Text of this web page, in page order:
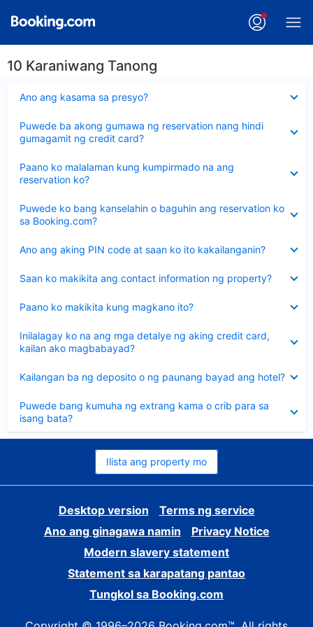
10 Karaniwang Tanong
Ano ang kasama sa presyo?
ang
Puwede ba akong gumawa ng reservation nang hindi
gumagamit ng credit card?
ang
sagot
Paano ko malalaman kung kumpirmado na ang
reservation ko?
ang
sagot
Puwede ko bang kanselahin o baguhin ang reservation ko
sa Booking.com?
ang
sagot
Ano ang aking PIN code at saan ko ito kakailanganin?
ang
Saan ko makikita ang contact information ng property?
ang
Paano ko makikita kung magkano ito?
ang
Inilalagay ko na ang mga detalye ng aking credit card,
kailan ako magbabayad?
ang
sagot
Kailangan ba ng deposito o ng paunang bayad ang hotel?
ang
Puwede bang kumuha ng extrang kama o crib para sa
isang bata?
ang
sagot
Ilista ang property mo
Desktop version
Terms ng service
Ano ang ginagawa namin
Privacy Notice
Modern slavery statement
Statement sa karapatang pantao
Tungkol sa Booking.com